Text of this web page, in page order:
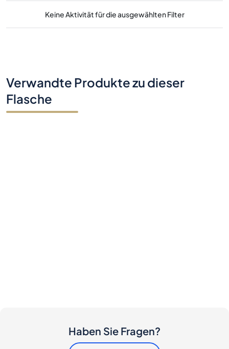
Keine Aktivität für die ausgewählten Filter
Verwandte Produkte zu dieser
Flasche
Haben Sie Fragen?